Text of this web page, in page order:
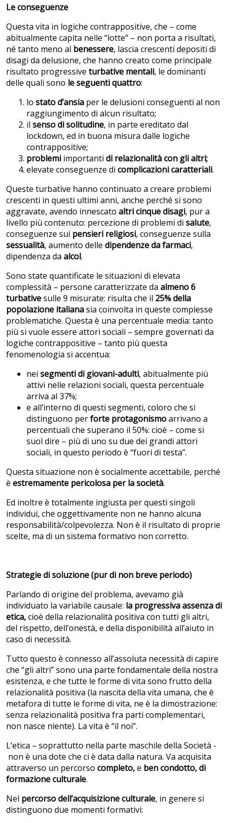
Le conseguenze
Questa vita in logiche contrappositive, che – come
abitualmente capita nelle “lotte” – non porta a risultati,
né tanto meno al benessere, lascia crescenti depositi di
disagi da delusione, che hanno creato come principale
risultato progressive turbative mentali, le dominanti
delle quali sono le seguenti quattro:
lo stato d’ansia per le delusioni conseguenti al non
raggiungimento di alcun risultato;
il senso di solitudine, in parte ereditato dal
lockdown, ed in buona misura dalle logiche
contrappositive;
problemi importanti di relazionalità con gli altri;
elevate conseguenze di complicazioni caratteriali.
Queste turbative hanno continuato a creare problemi
crescenti in questi ultimi anni, anche perché si sono
aggravate, avendo innescato altri cinque disagi, pur a
livello più contenuto: percezione di problemi di salute,
conseguenze sui pensieri religiosi, conseguenze sulla
sessualità, aumento delle dipendenze da farmaci,
dipendenza da alcol.
Sono state quantificate le situazioni di elevata
complessità – persone caratterizzate da almeno 6
turbativesulle 9 misurate: risulta che il 25% della
popolazione italianasia coinvolta in queste complesse
problematiche. Questa è una percentuale media: tanto
più si vuole essere attori sociali – sempre governati da
logiche contrappositive – tanto più questa
fenomenologia si accentua:
nei segmenti di giovani-adulti, abitualmente più
attivi nelle relazioni sociali, questa percentuale
arriva al 37%;
e all’interno di questi segmenti, coloro che si
distinguono perforte protagonismoarrivano a
percentuali che superano il 50%: cioè – come si
suol dire – più di uno su due dei grandi attori
sociali, in questo periodo è “fuori di testa”.
Questa situazione non è socialmente accettabile, perché
è estremamente pericolosa per la società.
Ed inoltre è totalmente ingiusta per questi singoli
individui, che oggettivamente non ne hanno alcuna
responsabilità/colpevolezza. Non è il risultato di proprie
scelte, ma di un sistema formativo non corretto.
Strategie di soluzione(pur di non breve periodo)
Parlando di origine del problema, avevamo già
individuato la variabile causale: la progressiva assenza di
etica,cioè della relazionalità positiva con tutti gli altri,
del rispetto, dell’onestà, e della disponibilità all’aiuto in
caso di necessità.
Tutto questo è connesso all’assoluta necessità di capire
che “gli altri” sono una parte fondamentale della nostra
esistenza, e che tutte le forme di vita sono frutto della
relazionalità positiva (la nascita della vita umana, che è
metafora di tutte le forme di vita, ne è la dimostrazione:
senza relazionalità positiva fra parti complementari,
non nasce niente). La vita è “il noi”.
L’etica – soprattutto nella parte maschile della Società -
non è una dote che ci è data dalla natura. Va acquisita
attraverso un percorso completo,e ben condotto,di
formazione culturale.
Nel percorso dell’acquisizione culturale, in genere si
distinguono due momenti formativi: